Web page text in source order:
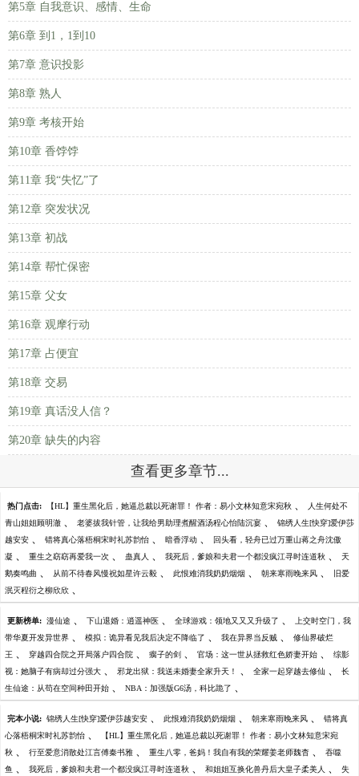
第5章 自我意识、感情、生命
第6章 到1，1到10
第7章 意识投影
第8章 熟人
第9章 考核开始
第10章 香饽饽
第11章 我“失忆”了
第12章 突发状况
第13章 初战
第14章 帮忙保密
第15章 父女
第16章 观摩行动
第17章 占便宜
第18章 交易
第19章 真话没人信？
第20章 缺失的内容
查看更多章节...
热门点击: 【HL】重生黑化后，她逼总裁以死谢罪！ 作者：易小文林知意宋宛秋 、 人生何处不
青山姐姐顾明澈 、 老婆拔我针管，让我给男助理煮醒酒汤程心怡陆沉宴 、 锦绣人生[快穿]爱伊莎
越安安 、 错将真心落梧桐宋时礼苏韵怡 、 暗香浮动 、 回头看，轻舟已过万重山蒋之舟沈傲
凝 、 重生之窈窈再爱我一次 、 蛊真人 、 我死后，爹娘和夫君一个都没疯江寻时连道秋 、 天
鹅奏鸣曲 、 从前不待春风慢祝如星许云毅 、 此恨难消我奶奶烟烟 、 朝来寒雨晚来风 、 旧爱
泯灭程衍之柳欣欣 、
更新榜单: 漫仙途 、 下山退婚：逍遥神医 、 全球游戏：领地又又又升级了 、 上交时空门，我
带华夏开发异世界 、 模拟：诡异看见我后决定不降临了 、 我在异界当反贼 、 修仙界破烂
王 、 穿越四合院之开局落户四合院 、 瘸子的剑 、 官场：这一世从拯救红色娇妻开始 、 综影
视：她脑子有病却过分强大 、 邪龙出狱：我送未婚妻全家升天！ 、 全家一起穿越去修仙 、 长
生仙途：从苟在空间种田开始 、 NBA：加强版G6汤，科比跪了 、
完本小说: 锦绣人生[快穿]爱伊莎越安安 、 此恨难消我奶奶烟烟 、 朝来寒雨晚来风 、 错将真
心落梧桐宋时礼苏韵怡 、 【HL】重生黑化后，她逼总裁以死谢罪！ 作者：易小文林知意宋宛
秋 、 行至爱意消散处江言傅秦书雅 、 重生八零，爸妈！我自有我的荣耀姜老师魏杳 、 吞噬
鱼 、 我死后，爹娘和夫君一个都没疯江寻时连道秋 、 和姐姐互换化兽丹后大皇子柔美人 、 失